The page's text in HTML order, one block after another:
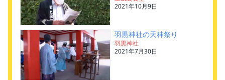
2021年10月9日
羽黒神社の天神祭り
羽黒神社
2021年7月30日